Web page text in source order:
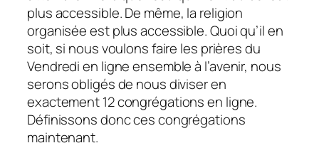
plus accessible. De même, la religion
organisée est plus accessible. Quoi qu’il en
soit, si nous voulons faire les prières du
Vendredi en ligne ensemble à l’avenir, nous
serons obligés de nous diviser en
exactement 12 congrégations en ligne.
Définissons donc ces congrégations
maintenant.